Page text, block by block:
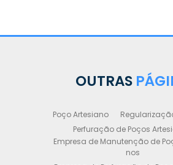
OUTRAS
Poço Artesiano
Perfuração de Poços
Empresa de Manutenção de
nos